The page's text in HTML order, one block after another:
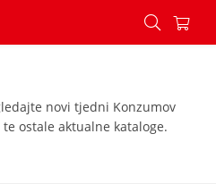
novi tjedni Konzumov
ostale aktualne kataloge.